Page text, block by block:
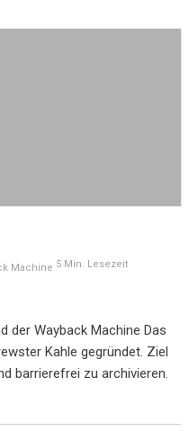
5 Min. Lesezeit
der Wayback Machine Das
Kahle gegründet. Ziel
barrierefrei zu archivieren.